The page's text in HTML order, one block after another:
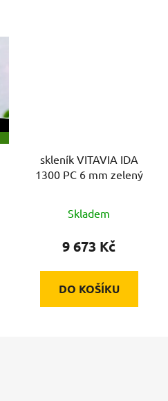
skleník VITAVIA IDA
1300 PC 6 mm zelený
Skladem
9 673 Kč
DO KOŠÍKU